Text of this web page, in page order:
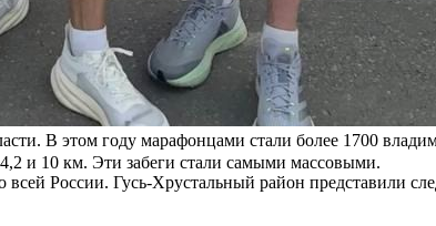
В этом году марафонцами стали более 1700
и 10 км. Эти забеги стали самыми массовыми.
России. Гусь-Хрустальный район представили